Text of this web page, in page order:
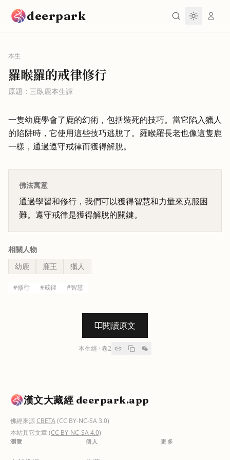
deerpark
本生
羅睺羅的戒律修行
原題： 三臥鹿本生譚
一隻幼鹿學會了鹿的幻術，包括裝死的技巧。當它陷入獵人
的陷阱時，它使用這些技巧逃脫了。羅睺羅長老也像這隻鹿
一樣，通過遵守戒律而獲得解脫。
佛法寓意
通過學習和修行，我們可以獲得智慧和力量來克服困
難。遵守戒律是獲得解脫的關鍵。
相關人物
幼鹿
鹿王 獵人
#修行 #戒律 #智慧
閱讀原文
本生經 · 卷2
漢文大藏經 deerpark.app
佛經來源CBETA(CC BY-NC-SA 3.0)
本站其它文章(CC BY-NC-SA 4.0)
瀏覽 個人 更多